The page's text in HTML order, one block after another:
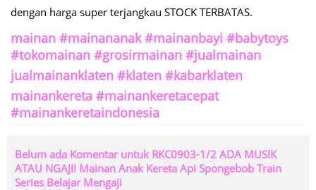
dengan harga super terjangkau STOCK TERBATAS.
mainan #mainananak #mainanbayi #babytoys
#tokomainan #grosirmainan #jualmainan
jualmainanklaten #klaten #kabarklaten
mainankereta #mainankeretacepat
#mainankeretaindonesia
Belum ada Komentar untuk RKC0903-1/2 ADA MUSIK
ATAU NGAJI! Mainan Anak Kereta Api Spongebob Train
Series Belajar Mengaji